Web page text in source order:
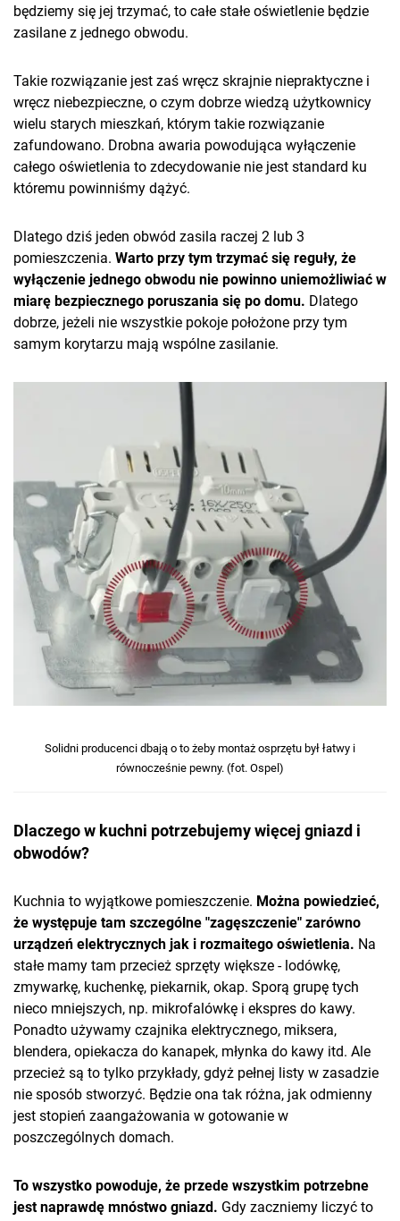
będziemy się jej trzymać, to całe stałe oświetlenie będzie
zasilane z jednego obwodu.
Takie rozwiązanie jest zaś wręcz skrajnie niepraktyczne i
wręcz niebezpieczne, o czym dobrze wiedzą użytkownicy
wielu starych mieszkań, którym takie rozwiązanie
zafundowano. Drobna awaria powodująca wyłączenie
całego oświetlenia to zdecydowanie nie jest standard ku
któremu powinniśmy dążyć.
Dlatego dziś jeden obwód zasila raczej 2 lub 3
pomieszczenia. Warto przy tym trzymać się reguły, że
wyłączenie jednego obwodu nie powinno uniemożliwiać w
miarę bezpiecznego poruszania się po domu. Dlatego
dobrze, jeżeli nie wszystkie pokoje położone przy tym
samym korytarzu mają wspólne zasilanie.
Solidni producenci dbają o to żeby montaż osprzętu był łatwy i
równocześnie pewny. (fot. Ospel)
Dlaczego w kuchni potrzebujemy więcej gniazd i
obwodów?
Kuchnia to wyjątkowe pomieszczenie. Można powiedzieć,
że występuje tam szczególne "zagęszczenie" zarówno
urządzeń elektrycznych jak i rozmaitego oświetlenia. Na
stałe mamy tam przecież sprzęty większe - lodówkę,
zmywarkę, kuchenkę, piekarnik, okap. Sporą grupę tych
nieco mniejszych, np. mikrofalówkę i ekspres do kawy.
Ponadto używamy czajnika elektrycznego, miksera,
blendera, opiekacza do kanapek, młynka do kawy itd. Ale
przecież są to tylko przykłady, gdyż pełnej listy w zasadzie
nie sposób stworzyć. Będzie ona tak różna, jak odmienny
jest stopień zaangażowania w gotowanie w
poszczególnych domach.
To wszystko powoduje, że przede wszystkim potrzebne
jest naprawdę mnóstwo gniazd. Gdy zaczniemy liczyć to